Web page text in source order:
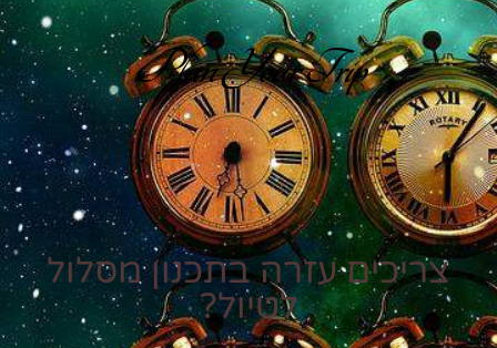
Plan Your Trip
צריכים עזרה בתכנון מסלול
לטיול?